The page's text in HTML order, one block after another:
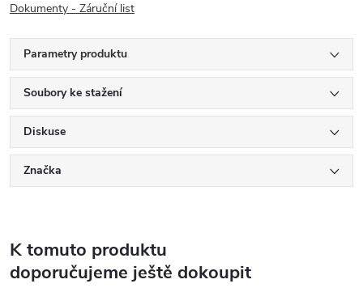
Dokumenty - Záruční list
Parametry produktu
Soubory ke stažení
Diskuse
Značka
K tomuto produktu
doporučujeme ještě dokoupit